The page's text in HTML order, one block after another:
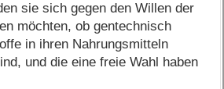
sie sich gegen den Willen der
möchten, ob gentechnisch
in ihren Nahrungsmitteln
und die eine freie Wahl haben